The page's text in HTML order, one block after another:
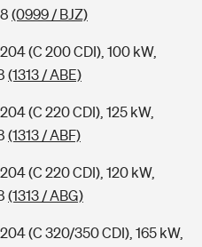
(0999 / BJZ)
(C 200 CDI), 100 kW,
(1313 / ABE)
(C 220 CDI), 125 kW,
(1313 / ABF)
(C 220 CDI), 120 kW,
(1313 / ABG)
(C 320/350 CDI), 165 kW,